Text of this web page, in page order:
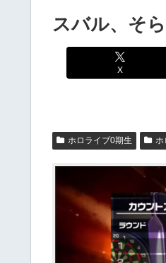
スバル、そ
X
ホロライブ0期生 ホ